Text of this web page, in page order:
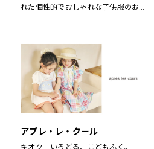
れた個性的でおしゃれな子供服のお
アプレ・レ・クール